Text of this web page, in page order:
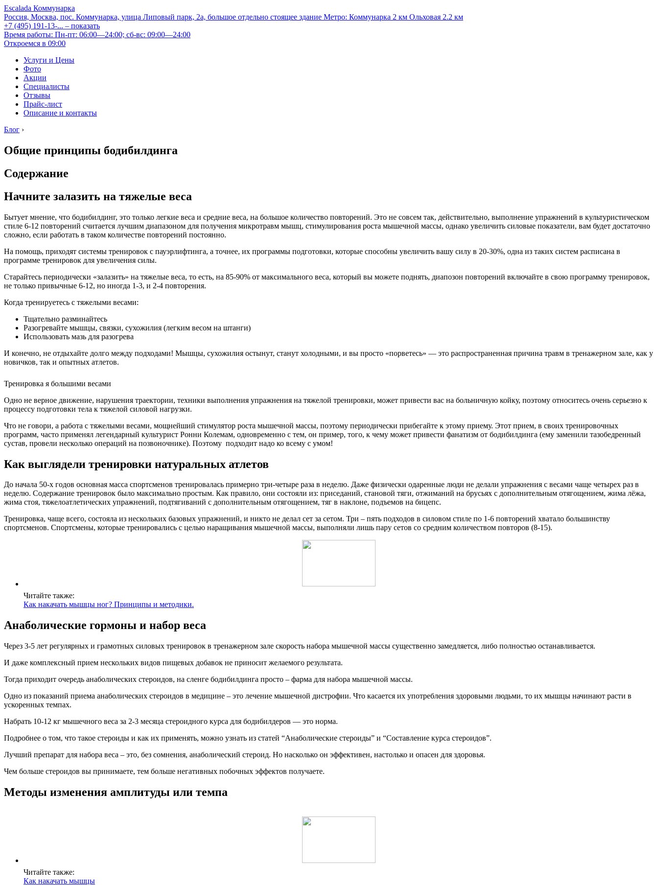
Escalada Коммунарка
Россия, Москва, пос. Коммунарка, улица Липовый парк, 2а, большое отдельно стоящее здание Метро: Коммунарка 2 км Ольховая 2.2 км
+7 (495) 191-13-... – показать
Время работы: Пн-пт: 06:00—24:00; сб-вс: 09:00—24:00
Откроемся в 09:00
Услуги и Цены
Фото
Акции
Специалисты
Отзывы
Прайс-лист
Описание и контакты
Блог ›
Общие принципы бодибилдинга
Содержание
Начните залазить на тяжелые веса
Бытует мнение, что бодибилдинг, это только легкие веса и средние веса, на большое количество повторений. Это не совсем так, действительно, выполнение упражнений в культуристическом
стиле 6-12 повторений считается лучшим диапазоном для получения микротравм мышц, стимулирования роста мышечной массы, однако увеличить силовые показатели, вам будет достаточно
сложно, если работать в таком количестве повторений постоянно.
На помощь, приходят системы тренировок с пауэрлифтинга, а точнее, их программы подготовки, которые способны увеличить вашу силу в 20-30%, одна из таких систем расписана в
программе тренировок для увеличения силы.
Старайтесь периодически «залазить» на тяжелые веса, то есть, на 85-90% от максимального веса, который вы можете поднять, диапозон повторений включайте в свою программу тренировок,
не только привычные 6-12, но иногда 1-3, и 2-4 повторения.
Когда тренируетесь с тяжелыми весами:
Тщательно разминайтесь
Разогревайте мышцы, связки, сухожилия (легким весом на штанги)
Использовать мазь для разогрева
И конечно, не отдыхайте долго между подходами! Мышцы, сухожилия остынут, станут холодными, и вы просто «порветесь» — это распространенная причина травм в тренажерном зале, как у
новичков, так и опытных атлетов.
Тренировка я большими весами
Одно не верное движение, нарушения траектории, техники выполнения упражнения на тяжелой тренировки, может привести вас на больничную койку, поэтому относитесь очень серьезно к
процессу подготовки тела к тяжелой силовой нагрузки.
Что не говори, а работа с тяжелыми весами, мощнейший стимулятор роста мышечной массы, поэтому периодически прибегайте к этому приему. Этот прием, в своих тренировочных
программ, часто применял легендарный культурист Ронни Колемам, одновременно с тем, он пример, того, к чему может привести фанатизм от бодибилдинга (ему заменили тазобедренный
сустав, провели несколько операций на позвоночнике). Поэтому подходит надо ко всему с умом!
Как выглядели тренировки натуральных атлетов
До начала 50-х годов основная масса спортсменов тренировалась примерно три-четыре раза в неделю. Даже физически одаренные люди не делали упражнения с весами чаще четырех раз в
неделю. Содержание тренировок было максимально простым. Как правило, они состояли из: приседаний, становой тяги, отжиманий на брусьях с дополнительным отягощением, жима лёжа,
жима стоя, тяжелоатлетических упражнений, подтягиваний с дополнительным отягощением, тяг в наклоне, подъемов на бицепс.
Тренировка, чаще всего, состояла из нескольких базовых упражнений, и никто не делал сет за сетом. Три – пять подходов в силовом стиле по 1-6 повторений хватало большинству
спортсменов. Спортсмены, которые тренировались с целью наращивания мышечной массы, выполняли лишь пару сетов со средним количеством повторов (8-15).
Читайте также:
Как накачать мышцы ног? Принципы и методики.
Анаболические гормоны и набор веса
Через 3-5 лет регулярных и грамотных силовых тренировок в тренажерном зале скорость набора мышечной массы существенно замедляется, либо полностью останавливается.
И даже комплексный прием нескольких видов пищевых добавок не приносит желаемого результата.
Тогда приходит очередь анаболических стероидов, на сленге бодибилдинга просто – фарма для набора мышечной массы.
Одно из показаний приема анаболических стероидов в медицине – это лечение мышечной дистрофии. Что касается их употребления здоровыми людьми, то их мышцы начинают расти в
ускоренных темпах.
Набрать 10-12 кг мышечного веса за 2-3 месяца стероидного курса для бодибилдеров — это норма.
Подробнее о том, что такое стероиды и как их применять, можно узнать из статей “Анаболические стероиды” и “Составление курса стероидов”.
Лучший препарат для набора веса – это, без сомнения, анаболический стероид. Но насколько он эффективен, настолько и опасен для здоровья.
Чем больше стероидов вы принимаете, тем больше негативных побочных эффектов получаете.
Методы изменения амплитуды или темпа
Читайте также:
Как накачать мышцы